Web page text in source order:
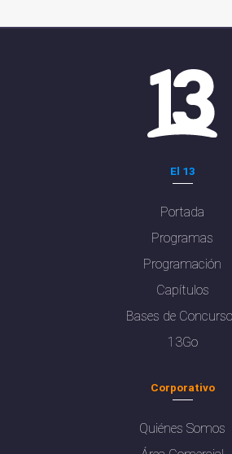
El 13
Portada
Programas
Programación
Capítulos
Bases de
13Go
Corporativo
Quiénes Somos